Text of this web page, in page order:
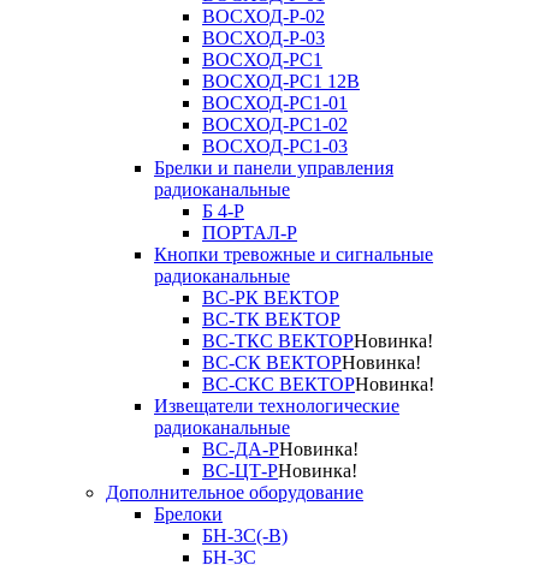
ВОСХОД-Р-02
ВОСХОД-Р-03
ВОСХОД-РС1
ВОСХОД-РС1 12В
ВОСХОД-РС1-01
ВОСХОД-РС1-02
ВОСХОД-РС1-03
Брелки и панели управления
радиоканальные
Б 4-Р
ПОРТАЛ-Р
Кнопки тревожные и сигнальные
радиоканальные
ВС-РК ВЕКТОР
ВС-ТК ВЕКТОР
ВС-ТКС ВЕКТОРНовинка!
ВС-СК ВЕКТОРНовинка!
ВС-СКС ВЕКТОРНовинка!
Извещатели технологические
радиоканальные
ВС-ДА-РНовинка!
ВС-ЦТ-РНовинка!
Дополнительное оборудование
Брелоки
БН-3С(-В)
БН-3С